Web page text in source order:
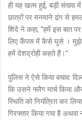
ही यह खत्म हुई, बड़ी संख्या
छात्रों पर मनमाने ढंग से
शिंदे ने कहा, ‘‘हमें इस बात
लिए कैंपस में कैसे घुसे । मुझे
हमें देशद्रोही कहते हैं।’’
पुलिस ने ऐसे किया बचाव:
कि उसने फ्लैग मार्च किया
स्थिति को नियंत्रित कर
गिरफ्तार किया गया है